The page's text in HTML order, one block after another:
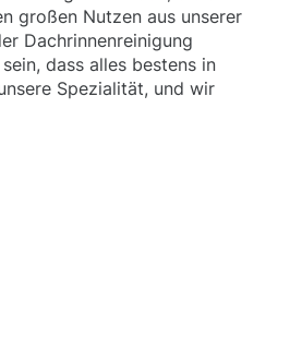
großen Nutzen aus unserer
Dachrinnenreinigung
dass alles bestens in
Spezialität, und wir